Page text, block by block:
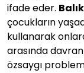
ifade eder.
çocukların
kullanarak
arasında
özsaygı